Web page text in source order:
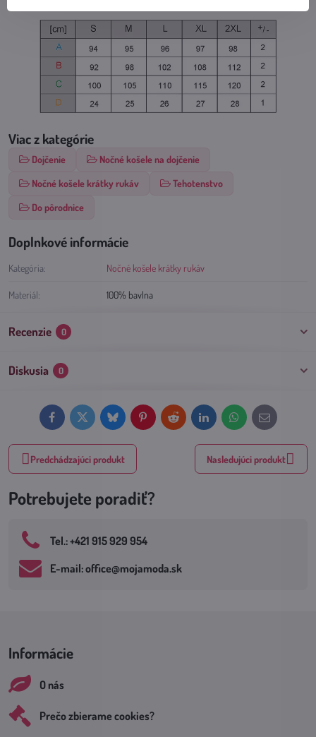
Viac z kategórie
Dojčenie
Nočné košele na dojčenie
Nočné košele krátky rukáv
Tehotenstvo
Do pôrodnice
Doplnkové informácie
Kategória: Nočné košele krátky rukáv
Materiál: 100% bavlna
Recenzie 0
Diskusia 0
FacebookTwitter BlueskyPinterestReddit LinkedInWhatsApp
E-
mail
Predchádzajúci produkt Nasledujúci produkt
Potrebujete poradiť?
Tel​.: +421 915 929 954
E-mail: office​@mojamoda​.sk
Informácie
O nás
Prečo zbierame cookies?